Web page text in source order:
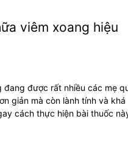
viêm xoang hiệu
đang được rất nhiều các mẹ
giản mà còn lành tính và khá
cách thực hiện bài thuốc